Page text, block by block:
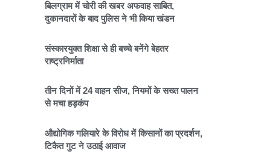
बिलग्राम में चोरी की खबर अफवाह साबित,
दुकानदारों के बाद पुलिस ने भी किया खंडन
संस्कारयुक्त शिक्षा से ही बच्चे बनेंगे बेहतर
राष्ट्रनिर्माता
तीन दिनों में 24 वाहन सीज, नियमों के सख्त पालन
से मचा हड़कंप
औद्योगिक गलियारे के विरोध में किसानों का प्रदर्शन,
टिकैत गुट ने उठाई आवाज